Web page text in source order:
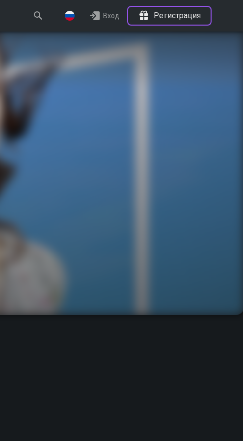
Вход Регистрация